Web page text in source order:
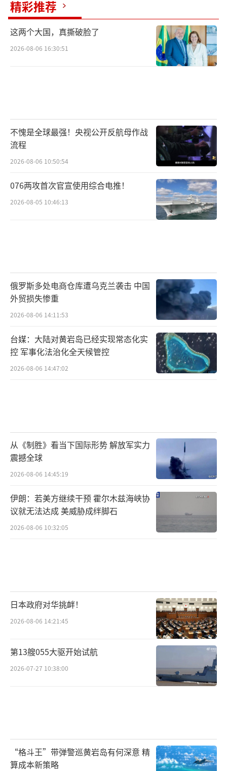
精彩推荐
这两个大国，真撕破脸了
2026-08-06 16:30:51
不愧是全球最强！央视公开反航母作战
流程
2026-08-06 10:50:54
076两攻首次官宣使用综合电推！
2026-08-05 10:46:13
俄罗斯多处电商仓库遭乌克兰袭击 中国
外贸损失惨重
2026-08-06 14:11:53
台媒：大陆对黄岩岛已经实现常态化实
控 军事化法治化全天候管控
2026-08-06 14:47:02
从《制胜》看当下国际形势 解放军实力
震撼全球
2026-08-06 14:45:19
伊朗：若美方继续干预 霍尔木兹海峡协
议就无法达成 美威胁成绊脚石
2026-08-06 10:32:05
日本政府对华挑衅！
2026-08-06 14:21:45
第13艘055大驱开始试航
2026-07-27 10:38:00
“格斗王”带弹警巡黄岩岛有何深意 精
算成本新策略